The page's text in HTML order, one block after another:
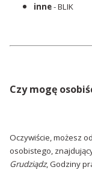
inne- BLIK
Czy mogę
Oczywiście, możesz
osobistego,
Grudziądz, Godziny